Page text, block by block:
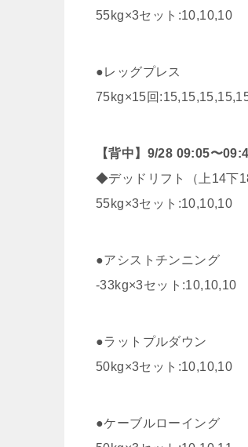
55kg×3セット:10,10,10
●レッグプレス
75kg×15回
【背中】9/28 09:05〜
◆デッドリフト（上14下
55kg×3セット:10,10,10
●アシストチンニング
-33kg×3セット:10,10,10
●ラットプルダウン
50kg×3セット:10,10,10
●ケーブルローイング